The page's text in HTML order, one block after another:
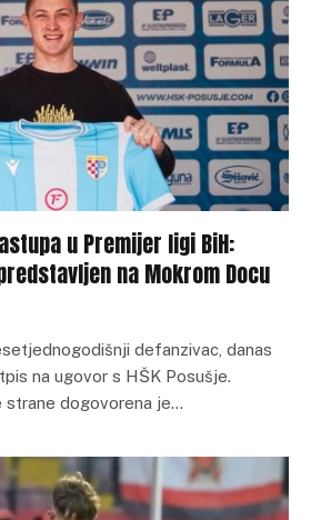
u Premijer ligi BiH:
na Mokrom Docu
defanzivac, danas
na ugovor s HŠK Posušje.
strane dogovorena je…